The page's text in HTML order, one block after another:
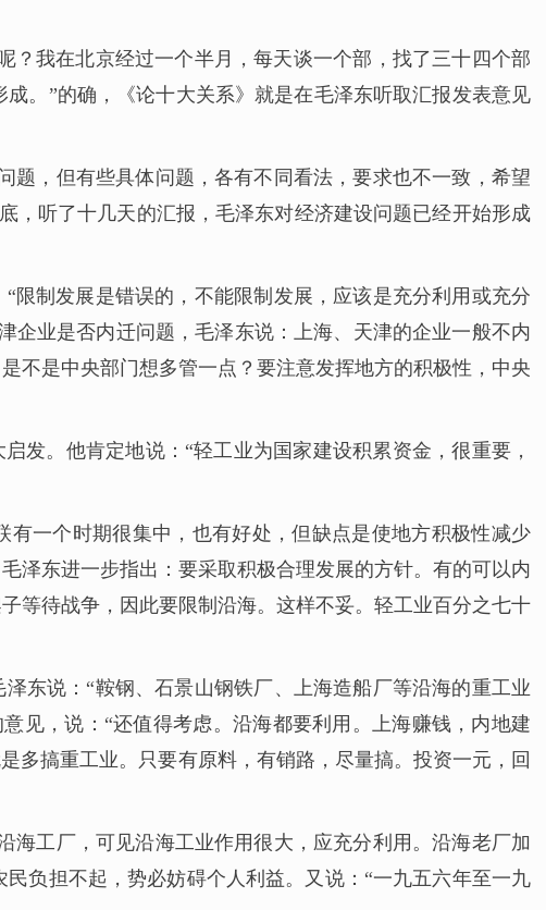
？我在北京经过一个半月，每天谈一个部，找了三十四个部
。”的确，《论十大关系》就是在毛泽东听取汇报发表意见
题，但有些具体问题，各有不同看法，要求也不一致，希望
，听了十几天的汇报，毛泽东对经济建设问题已经开始形成
限制发展是错误的，不能限制发展，应该是充分利用或充分
企业是否内迁问题，毛泽东说：上海、天津的企业一般不内
不是中央部门想多管一点？要注意发挥地方的积极性，中央
发。他肯定地说：“轻工业为国家建设积累资金，很重要，
一个时期很集中，也有好处，但缺点是使地方积极性减少
泽东进一步指出：要采取积极合理发展的方针。有的可以内
等待战争，因此要限制沿海。这样不妥。轻工业百分之七十
东说：“鞍钢、石景山钢铁厂、上海造船厂等沿海的重工业
见，说：“还值得考虑。沿海都要利用。上海赚钱，内地建
多搞重工业。只要有原料，有销路，尽量搞。投资一元，回
海工厂，可见沿海工业作用很大，应充分利用。沿海老厂加
负担不起，势必妨碍个人利益。又说：“一九五六年至一九